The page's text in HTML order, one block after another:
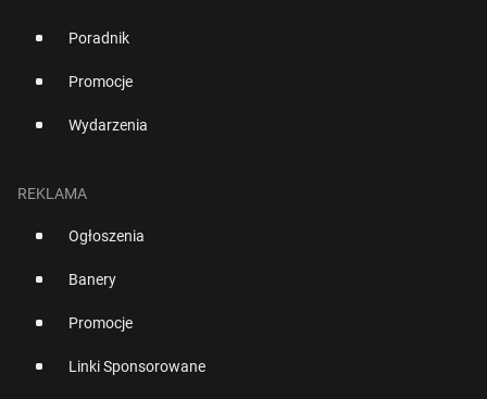
Poradnik
Promocje
Wydarzenia
REKLAMA
Ogłoszenia
Banery
Promocje
Linki Sponsorowane